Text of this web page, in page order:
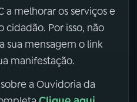
a melhorar os serviços e
Por isso, não
sua mensagem o link
manifestação.
a Ouvidoria da